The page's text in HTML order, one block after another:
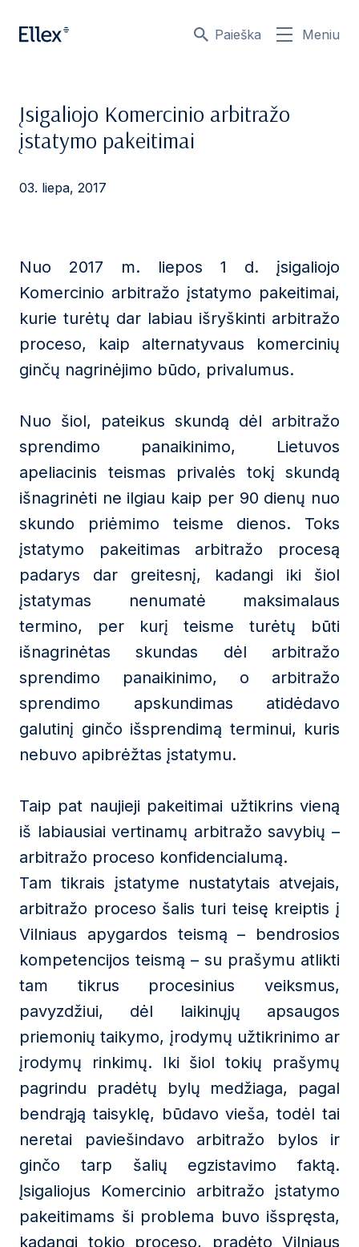
Paieška Meniu
Įsigaliojo Komercinio arbitražo
įstatymo pakeitimai
03. liepa, 2017
Nuo 2017 m. liepos 1 d. įsigaliojo
Komercinio arbitražo įstatymo pakeitimai,
kurie turėtų dar labiau išryškinti arbitražo
proceso, kaip alternatyvaus komercinių
ginčų nagrinėjimo būdo, privalumus.
Nuo šiol, pateikus skundą dėl arbitražo
sprendimo panaikinimo, Lietuvos
apeliacinis teismas privalės tokį skundą
išnagrinėti ne ilgiau kaip per 90 dienų nuo
skundo priėmimo teisme dienos. Toks
įstatymo pakeitimas arbitražo procesą
padarys dar greitesnį, kadangi iki šiol
įstatymas nenumatė maksimalaus
termino, per kurį teisme turėtų būti
išnagrinėtas skundas dėl arbitražo
sprendimo panaikinimo, o arbitražo
sprendimo apskundimas atidėdavo
galutinį ginčo išsprendimą terminui, kuris
nebuvo apibrėžtas įstatymu.
Taip pat naujieji pakeitimai užtikrins vieną
iš labiausiai vertinamų arbitražo savybių –
arbitražo proceso konfidencialumą.
Tam tikrais įstatyme nustatytais atvejais,
arbitražo proceso šalis turi teisę kreiptis į
Vilniaus apygardos teismą – bendrosios
kompetencijos teismą – su prašymu atlikti
tam tikrus procesinius veiksmus,
pavyzdžiui, dėl laikinųjų apsaugos
priemonių taikymo, įrodymų užtikrinimo ar
įrodymų rinkimų. Iki šiol tokių prašymų
pagrindu pradėtų bylų medžiaga, pagal
bendrąją taisyklę, būdavo vieša, todėl tai
neretai paviešindavo arbitražo bylos ir
ginčo tarp šalių egzistavimo faktą.
Įsigaliojus Komercinio arbitražo įstatymo
pakeitimams ši problema buvo išspręsta,
kadangi tokio proceso, pradėto Vilniaus